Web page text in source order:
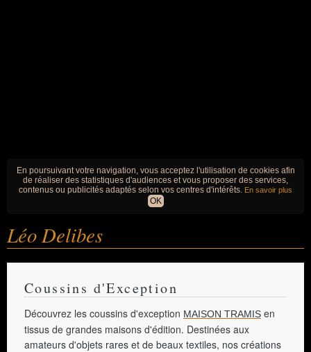
En poursuivant votre navigation, vous acceptez l'utilisation de cookies afin
de réaliser des statistiques d'audiences et vous proposer des services,
contenus ou publicités adaptés selon vos centres d'intérêts. En savoir plus
OK
Léo Delibes
Coussins d'Exception
Découvrez les coussins d'exception MAISON TRAMIS en
tissus de grandes maisons d'édition. Destinées aux
amateurs d'objets rares et de beaux textiles, nos créations